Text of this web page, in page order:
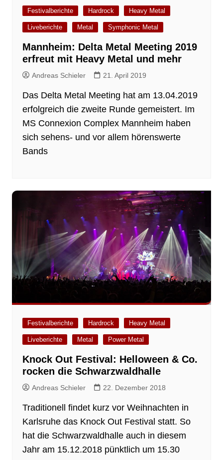
Festivalberichte Hardrock Heavy Metal
Liveberichte Metal Symphonic Metal
Mannheim: Delta Metal Meeting 2019
erfreut mit Heavy Metal und mehr
Andreas Schieler 21. April 2019
Das Delta Metal Meeting hat am 13.04.2019
erfolgreich die zweite Runde gemeistert. Im
MS Connexion Complex Mannheim haben
sich sehens- und vor allem hörenswerte
Bands
Festivalberichte Hardrock Heavy Metal
Liveberichte Metal Power Metal
Knock Out Festival: Helloween & Co.
rocken die Schwarzwaldhalle
Andreas Schieler 22. Dezember 2018
Traditionell findet kurz vor Weihnachten in
Karlsruhe das Knock Out Festival statt. So
hat die Schwarzwaldhalle auch in diesem
Jahr am 15.12.2018 pünktlich um 15.30